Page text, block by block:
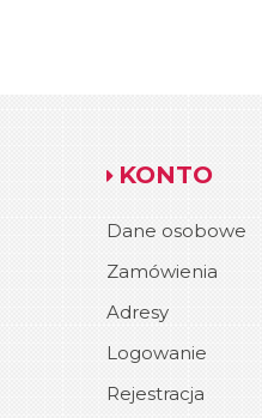
KONTO
Dane osobowe
Zamówienia
Adresy
Logowanie
Rejestracja